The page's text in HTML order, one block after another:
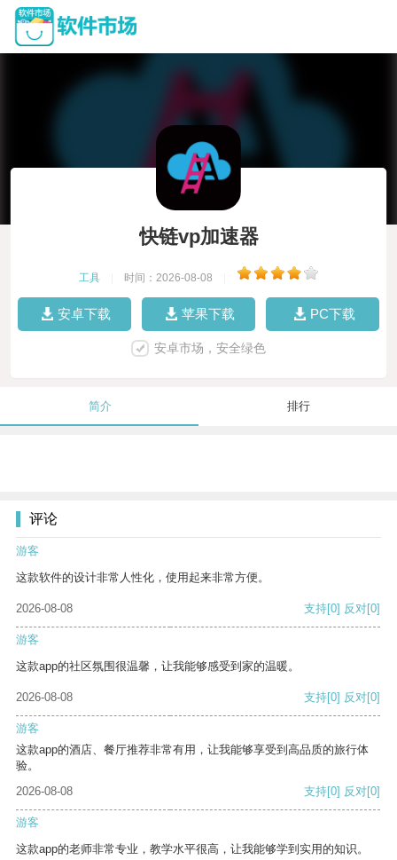
快链vp加速器
工具 时间：2026-08-08
安卓下载 苹果下载 PC下载
安卓市场，安全绿色
简介 排行
评论
游客
这款软件的设计非常人性化，使用起来非常方便。
2026-08-08 支持[0] 反对[0]
游客
这款app的社区氛围很温馨，让我能够感受到家的温暖。
2026-08-08 支持[0] 反对[0]
游客
这款app的酒店、餐厅推荐非常有用，让我能够享受到高品质的旅行体
验。
2026-08-08
支持[0] 反对[0]
游客
这款app的老师非常专业，教学水平很高，让我能够学到实用的知识。